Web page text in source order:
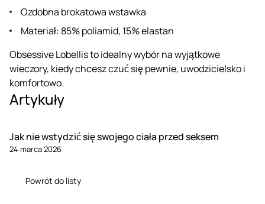
Ozdobna brokatowa wstawka
Materiał: 85% poliamid, 15% elastan
Obsessive Lobellis to idealny wybór na wyjątkowe
wieczory, kiedy chcesz czuć się pewnie, uwodzicielsko i
komfortowo.
Artykuły
Jak nie wstydzić się swojego ciała przed seksem
24 marca 2026
Powrót do listy